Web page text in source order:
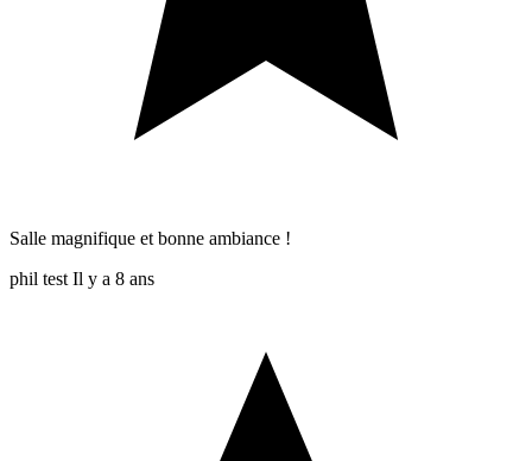
Salle magnifique et bonne ambiance !
phil test Il y a 8 ans